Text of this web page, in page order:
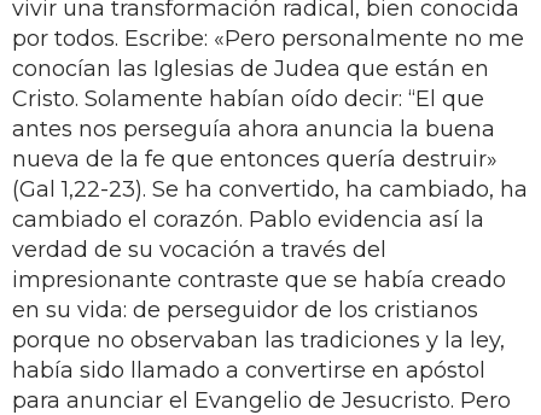
vivir una transformación radical, bien conocida
por todos. Escribe: «Pero personalmente no me
conocían las Iglesias de Judea que están en
Cristo. Solamente habían oído decir: “El que
antes nos perseguía ahora anuncia la buena
nueva de la fe que entonces quería destruir»
(Gal 1,22-23). Se ha convertido, ha cambiado, ha
cambiado el corazón. Pablo evidencia así la
verdad de su vocación a través del
impresionante contraste que se había creado
en su vida: de perseguidor de los cristianos
porque no observaban las tradiciones y la ley,
había sido llamado a convertirse en apóstol
para anunciar el Evangelio de Jesucristo. Pero